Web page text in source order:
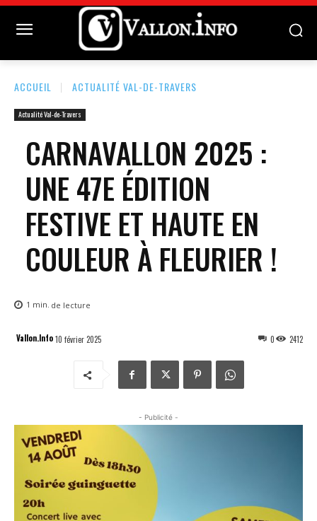
ACCUEIL ACTUALITÉ VAL-DE-TRAVERS
Actualité Val-de-Travers
CARNAVALLON 2025 :
UNE 47E ÉDITION
FESTIVE ET HAUTE EN
COULEUR À FLEURIER !
1 min. de lecture
Vallon.Info10 février 2025 2412
0
- Publicité -